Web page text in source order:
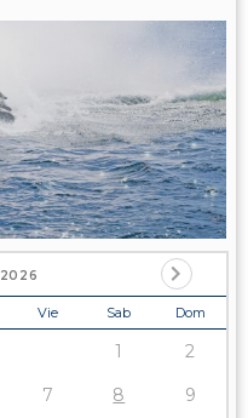
2026
Vie Sab Dom
1
2
7 8
9